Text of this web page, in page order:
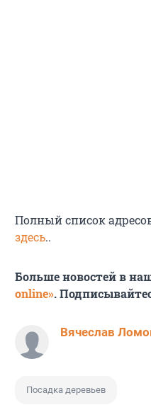
Полный список
здесь..
Больше новостей в
online».
Вячеслав
Посадка деревьев